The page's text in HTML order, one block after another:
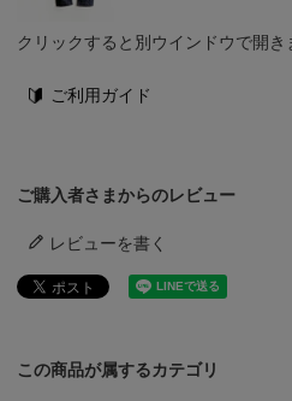
クリックすると別ウインドウで開き
ご利用ガイド
ご購入者さまからのレビュー
レビューを書く
この商品が属するカテゴリ